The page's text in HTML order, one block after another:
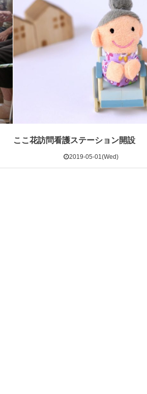
ここ花訪問看護ステーション開設
2019-05-01(Wed)